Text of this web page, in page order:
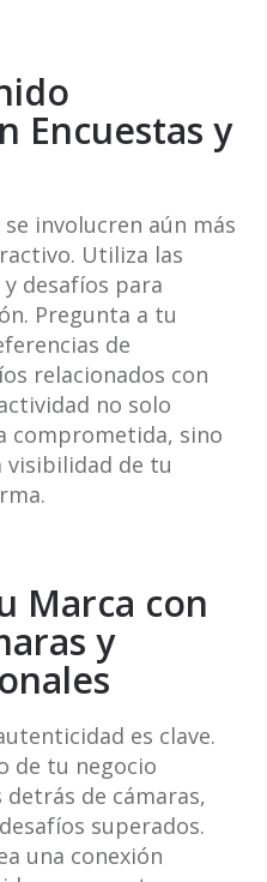
Encuestas y
involucren aún más
Utiliza las
desafíos para
Pregunta a tu
de
relacionados con
no solo
comprometida, sino
visibilidad de tu
Marca con
y
es clave.
de tu negocio
de cámaras,
superados.
una conexión